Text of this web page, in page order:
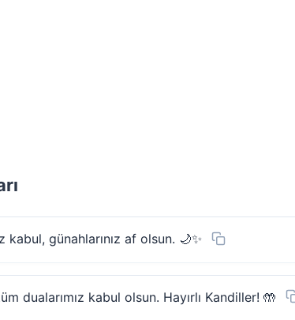
günahlarınız af olsun. 🌙✨
dualarımız kabul olsun. Hayırlı Kandiller! 🤲